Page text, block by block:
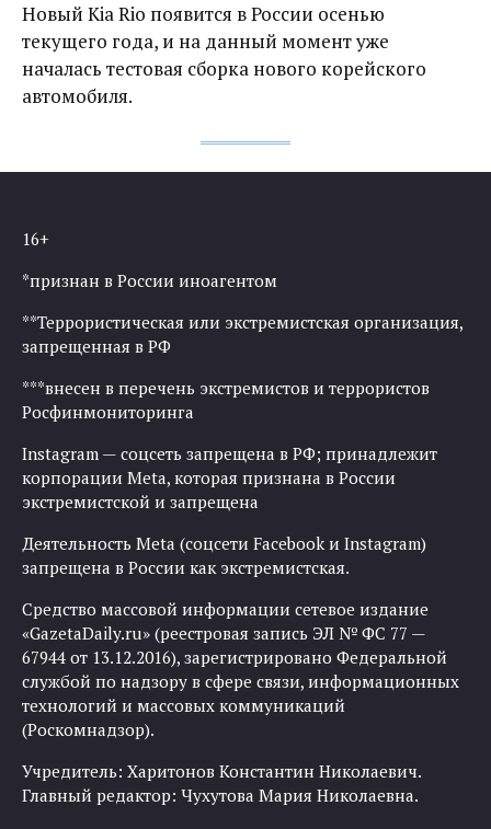
Новый Kia Rio появится в России осенью
текущего года, и на данный момент уже
началась тестовая сборка нового корейского
автомобиля.
16+
*признан в России иноагентом
**Террористическая или экстремистская организация,
запрещенная в РФ
***внесен в перечень экстремистов и террористов
Росфинмониторинга
Instagram — соцсеть запрещена в РФ; принадлежит
корпорации Meta, которая признана в России
экстремистской и запрещена
Деятельность Meta (соцсети Facebook и Instagram)
запрещена в России как экстремистская.
Средство массовой информации сетевое издание
«GazetaDaily.ru» (реестровая запись ЭЛ № ФС 77 —
67944 от 13.12.2016), зарегистрировано Федеральной
службой по надзору в сфере связи, информационных
технологий и массовых коммуникаций
(Роскомнадзор).
Учредитель: Харитонов Константин Николаевич.
Главный редактор: Чухутова Мария Николаевна.